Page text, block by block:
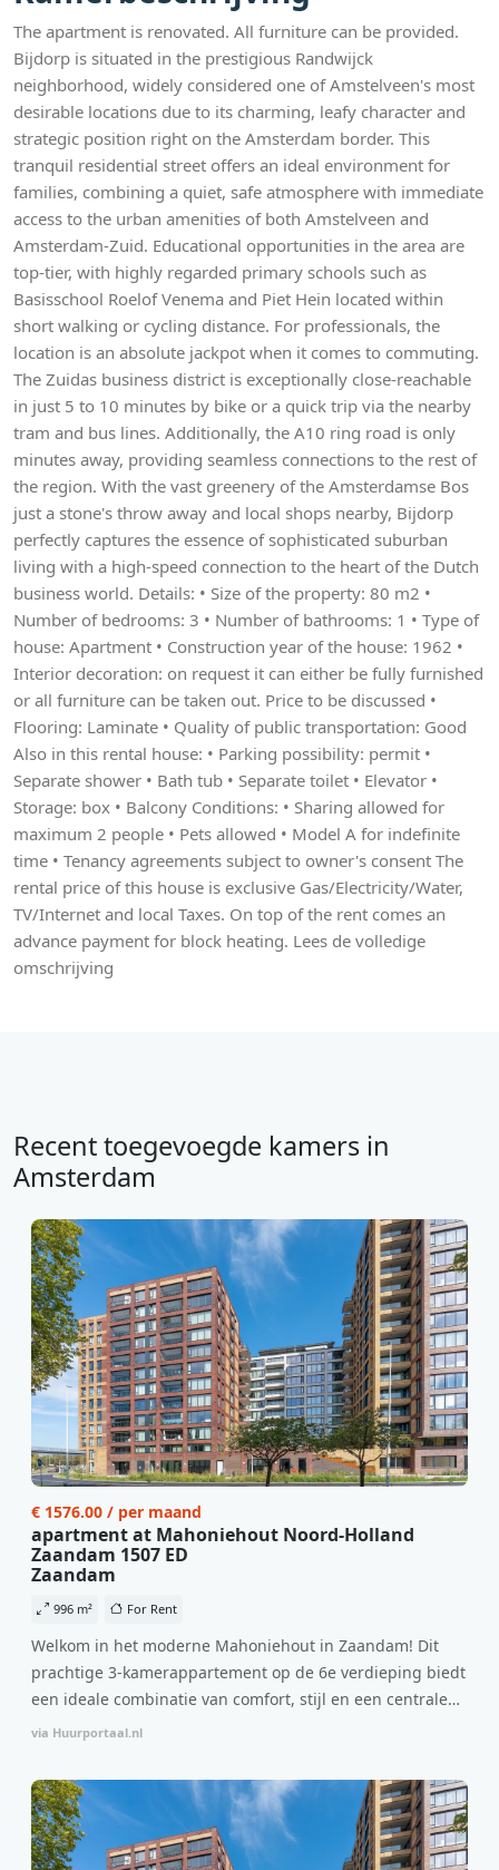
The apartment is renovated. All furniture can be provided.
Bijdorp is situated in the prestigious Randwijck
neighborhood, widely considered one of Amstelveen's most
desirable locations due to its charming, leafy character and
strategic position right on the Amsterdam border. This
tranquil residential street offers an ideal environment for
families, combining a quiet, safe atmosphere with immediate
access to the urban amenities of both Amstelveen and
Amsterdam-Zuid. Educational opportunities in the area are
top-tier, with highly regarded primary schools such as
Basisschool Roelof Venema and Piet Hein located within
short walking or cycling distance. For professionals, the
location is an absolute jackpot when it comes to commuting.
The Zuidas business district is exceptionally close-reachable
in just 5 to 10 minutes by bike or a quick trip via the nearby
tram and bus lines. Additionally, the A10 ring road is only
minutes away, providing seamless connections to the rest of
the region. With the vast greenery of the Amsterdamse Bos
just a stone's throw away and local shops nearby, Bijdorp
perfectly captures the essence of sophisticated suburban
living with a high-speed connection to the heart of the Dutch
business world. Details: • Size of the property: 80 m2 •
Number of bedrooms: 3 • Number of bathrooms: 1 • Type of
house: Apartment • Construction year of the house: 1962 •
Interior decoration: on request it can either be fully furnished
or all furniture can be taken out. Price to be discussed •
Flooring: Laminate • Quality of public transportation: Good
Also in this rental house: • Parking possibility: permit •
Separate shower • Bath tub • Separate toilet • Elevator •
Storage: box • Balcony Conditions: • Sharing allowed for
maximum 2 people • Pets allowed • Model A for indefinite
time • Tenancy agreements subject to owner's consent The
rental price of this house is exclusive Gas/Electricity/Water,
TV/Internet and local Taxes. On top of the rent comes an
advance payment for block heating. Lees de volledige
omschrijving
Recent toegevoegde kamers in
Amsterdam
€ 1576.00 / per maand
apartment at Mahoniehout Noord-Holland
Zaandam 1507 ED
Zaandam
996 m² For Rent
Welkom in het moderne Mahoniehout in Zaandam! Dit
prachtige 3-kamerappartement op de 6e verdieping biedt
een ideale combinatie van comfort, stijl en een centrale
locatie. Met een huurprijs van €1.576 per maand
per maand is dit een geweldige kans voor professionals
die op zoek zijn naar een woning die direct beschikbaar is
vanaf 1 april 2026. Bij binnenkomst word je verwelkomd
in een ruime woonkamer met open keuken, samen goed
via Huurportaal.nl